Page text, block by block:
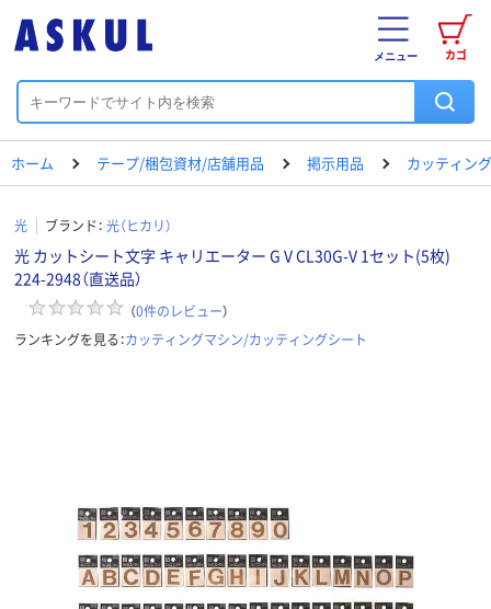
カゴ
メニュー
ホーム テープ/梱包資材/店舗用品 掲示用品 カッティン
光 ブランド： 光（ヒカリ）
光 カットシート文字 キャリエーター G V CL30G-V 1セット(5枚)
224-2948（直送品）
（0件のレビュー）
ランキングを見る：カッティングマシン/カッティングシート